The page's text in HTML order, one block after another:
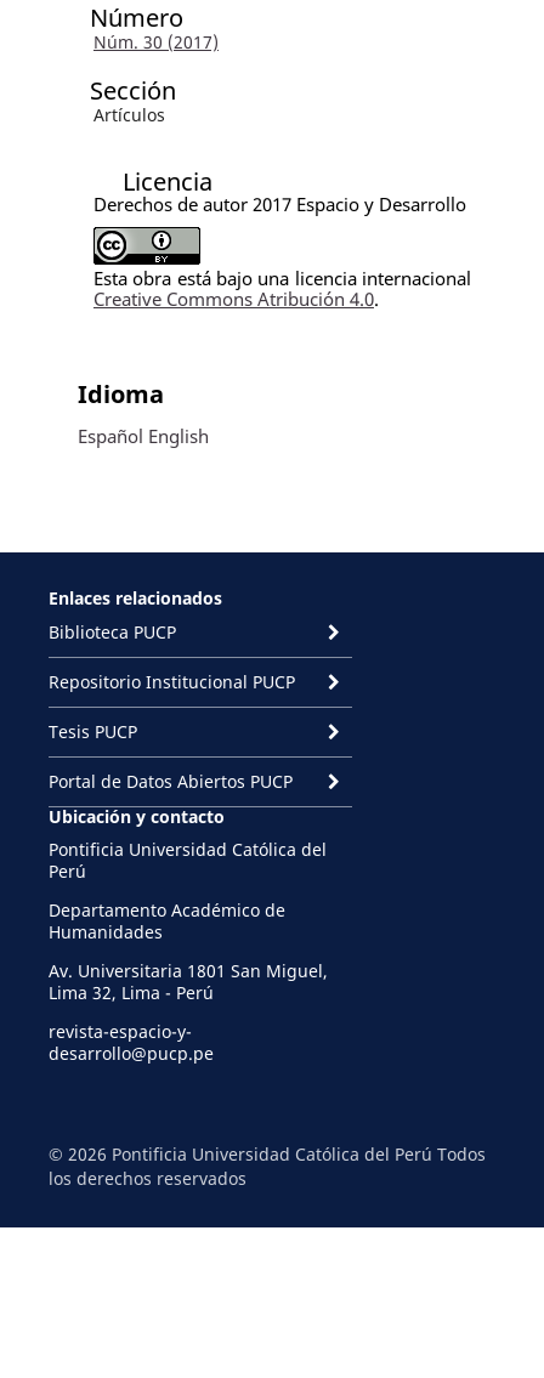
Número
Núm. 30 (2017)
Sección
Artículos
Licencia
Derechos de autor 2017 Espacio y Desarrollo
Esta obra está bajo una licencia internacional
Creative Commons Atribución 4.0.
Idioma
Español English
Enlaces relacionados
Biblioteca PUCP
Repositorio Institucional PUCP
Tesis PUCP
Portal de Datos Abiertos PUCP
Ubicación y contacto
Pontificia Universidad Católica del
Perú
Departamento Académico de
Humanidades
Av. Universitaria 1801 San Miguel,
Lima 32, Lima - Perú
revista-espacio-y-
desarrollo@pucp.pe
© 2026 Pontificia Universidad Católica del Perú Todos
los derechos reservados